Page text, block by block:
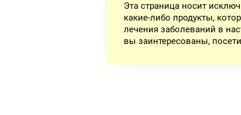
Эта страница носит
какие-либо продукты,
лечения заболеваний в
вы заинтересованы,